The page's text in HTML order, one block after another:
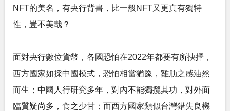
NFT的美名，有央行背書，比一般NFT又更真有獨特
性，豈不美哉？
面對央行數位貨幣，各國恐怕在2022年都要有所抉擇，
西方國家如採中國模式，恐怕相當猶豫，雞肋之感油然
而生；中國人行研究多年，對內不能獨攬其功，對外面
臨質疑尚多，食之少甘；而西方國家類似台灣錯失良機